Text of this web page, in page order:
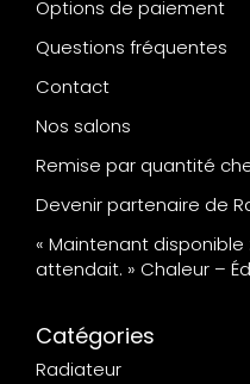
Options de paiement
Questions fréquentes
Contact
Nos salons
Remise par quantité
Devenir partenaire de
« Maintenant
attendait. » Chaleur –
Catégories
Radiateur